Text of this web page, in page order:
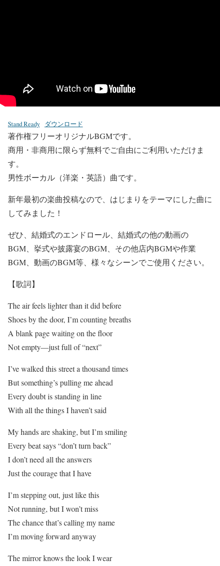
Stand Ready ダウンロード
著作権フリーオリジナルBGMです。
商用・非商用に限らず無料でご自由にご利用いただけま
す。
男性ボーカル（洋楽・英語）曲です。
新年最初の楽曲投稿なので、はじまりをテーマにした曲に
してみました！
ぜひ、結婚式のエンドロール、結婚式の他の動画の
BGM、挙式や披露宴のBGM、その他店内BGMや作業
BGM、動画のBGM等、様々なシーンでご使用ください。
【歌詞】
The air feels lighter than it did before
Shoes by the door, I’m counting breaths
A blank page waiting on the floor
Not empty—just full of “next”
I’ve walked this street a thousand times
But something’s pulling me ahead
Every doubt is standing in line
With all the things I haven’t said
My hands are shaking, but I’m smiling
Every beat says “don’t turn back”
I don’t need all the answers
Just the courage that I have
I’m stepping out, just like this
Not running, but I won’t miss
The chance that’s calling my name
I’m moving forward anyway
The mirror knows the look I wear